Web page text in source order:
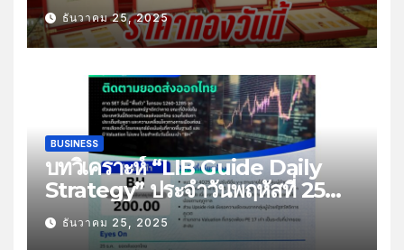
ธันวาคม 25, 2025
BUSINESS
บทวิเคราะห์ “LIB Guide Daily
Strategy” ประจำวันพฤหัสที่ 25
ธันวาคม 2568 หัวข้อ “ติดตามยอด
ส่งออกไทย”
ธันวาคม 25, 2025